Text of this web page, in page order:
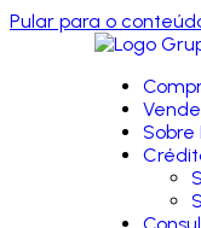
Pular para o
Sobre